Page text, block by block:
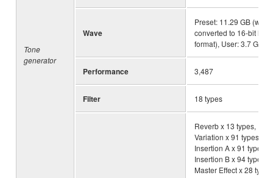
Tone
generator
Wave
Preset: 11.29 GB (when
converted to 16-bit
format), User: 3.7 GB
Performance 3,487
Filter 18 types
Reverb x 13 types,
Variation x 91 types,
Insertion A x 91
Insertion B x 94
Master Effect x 28 type,